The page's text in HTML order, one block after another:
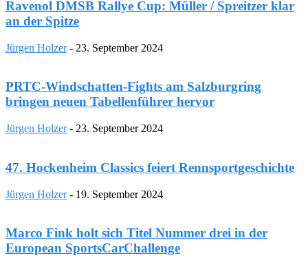
Ravenol DMSB Rallye Cup: Müller / Spreitzer klar
an der Spitze
Jürgen Holzer - 23. September 2024
PRTC-Windschatten-Fights am Salzburgring
bringen neuen Tabellenführer hervor
Jürgen Holzer - 23. September 2024
47. Hockenheim Classics feiert Rennsportgeschichte
Jürgen Holzer - 19. September 2024
Marco Fink holt sich Titel Nummer drei in der
European SportsCarChallenge